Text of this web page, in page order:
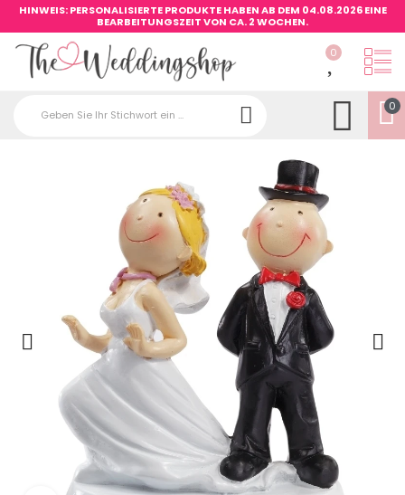
HINWEIS: PERSONALISIERTE PRODUKTE HABEN AB DEM 04.08.2026 EINE
BEARBEITUNGSZEIT VON CA. 2 WOCHEN.
0
0